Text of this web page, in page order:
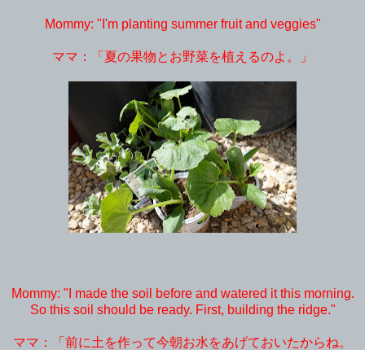
Mommy: "I'm planting summer fruit and veggies"
ママ：「夏の果物とお野菜を植えるのよ。」
Mommy: "I made the soil before and watered it this morning.
So this soil should be ready. First, building the ridge."
ママ：「前に土を作って今朝お水をあげておいたからね。